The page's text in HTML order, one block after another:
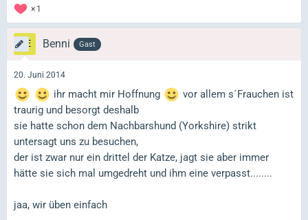
1
Benni Gast
20. Juni 2014
ihr macht mir Hoffnung
vor allem s´Frauchen ist
traurig und besorgt deshalb
sie hatte schon dem Nachbarshund (Yorkshire) strikt
untersagt uns zu besuchen,
der ist zwar nur ein drittel der Katze, jagt sie aber immer
hätte sie sich mal umgedreht und ihm eine verpasst........
jaa, wir üben einfach